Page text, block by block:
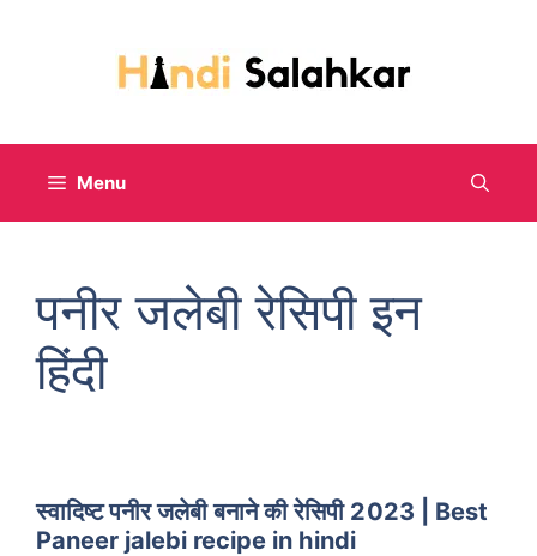
Menu
पनीर जलेबी रेसिपी इन
हिंदी
स्वादिष्ट पनीर जलेबी बनाने की रेसिपी 2023 | Best
Paneer jalebi recipe in hindi